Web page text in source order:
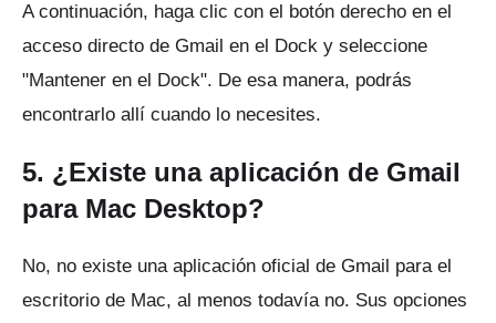
A continuación, haga clic con el botón derecho en el
acceso directo de Gmail en el Dock y seleccione
"Mantener en el Dock". De esa manera, podrás
encontrarlo allí cuando lo necesites.
5. ¿Existe una aplicación de Gmail
para Mac Desktop?
No, no existe una aplicación oficial de Gmail para el
escritorio de Mac, al menos todavía no. Sus opciones